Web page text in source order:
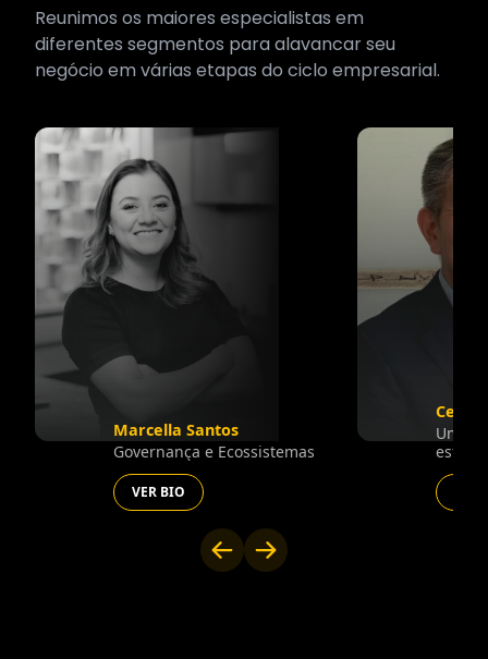
Reunimos os maiores especialistas em
diferentes segmentos para alavancar seu
negócio em várias etapas do ciclo empresarial.
Marcella Santos
Governança e Ecossistemas
VER BIO
Celso
Um